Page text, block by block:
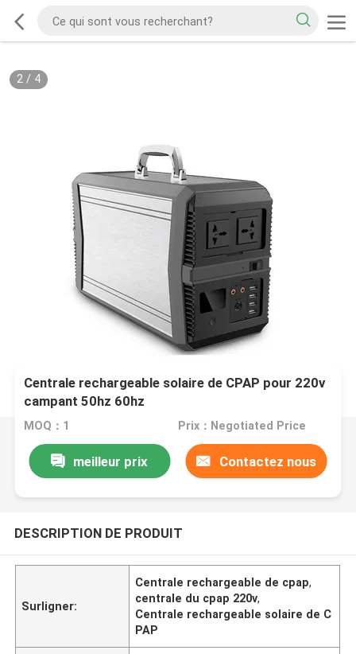
2/ 4
Centrale rechargeable solaire de CPAP pour 220v
campant 50hz 60hz
MOQ：1 Prix：Negotiated Price
meilleur prix Contactez nous
DESCRIPTION DE PRODUIT
Surligner:
Centrale rechargeable de cpap,
centrale du cpap 220v,
Centrale rechargeable solaire de C
PAP